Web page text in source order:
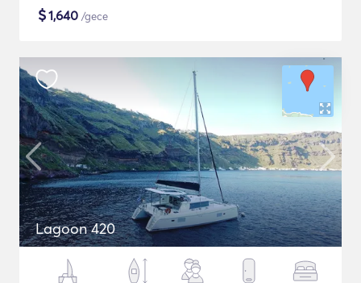
$1,640 /gece
Lagoon 420